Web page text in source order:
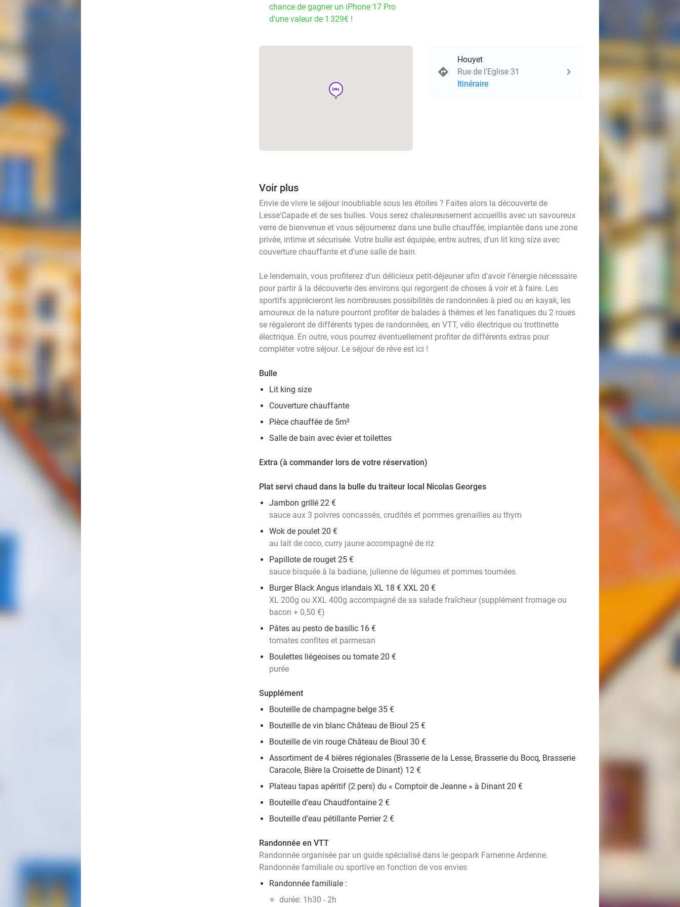
chance de gagner un iPhone 17 Pro
d'une valeur de 1 329€ !
hotel
Houyet
Rue de l'Eglise 31
Itinéraire
Voir plus
Envie de vivre le séjour inoubliable sous les étoiles ? Faites alors la découverte de
Lesse'Capade et de ses bulles. Vous serez chaleureusement accueillis avec un savoureux
verre de bienvenue et vous séjournerez dans une bulle chauffée, implantée dans une zone
privée, intime et sécurisée. Votre bulle est équipée, entre autres, d'un lit king size avec
couverture chauffante et d'une salle de bain.
Le lendemain, vous profiterez d'un délicieux petit-déjeuner afin d'avoir l'énergie nécessaire
pour partir à la découverte des environs qui regorgent de choses à voir et à faire. Les
sportifs apprécieront les nombreuses possibilités de randonnées à pied ou en kayak, les
amoureux de la nature pourront profiter de balades à thèmes et les fanatiques du 2 roues
se régaleront de différents types de randonnées, en VTT, vélo électrique ou trottinette
électrique. En outre, vous pourrez éventuellement profiter de différents extras pour
compléter votre séjour. Le séjour de rêve est ici !
Bulle
Lit king size
Couverture chauffante
Pièce chauffée de 5m²
Salle de bain avec évier et toilettes
Extra (à commander lors de votre réservation)
Plat servi chaud dans la bulle du traiteur local Nicolas Georges
Jambon grillé 22 €
sauce aux 3 poivres concassés, crudités et pommes grenailles au thym
Wok de poulet 20 €
au lait de coco, curry jaune accompagné de riz
Papillote de rouget 25 €
sauce bisquée à la badiane, julienne de légumes et pommes tournées
Burger Black Angus irlandais XL 18 € XXL 20 €
XL 200g ou XXL 400g accompagné de sa salade fraîcheur (supplément fromage ou
bacon + 0,50 €)
Pâtes au pesto de basilic 16 €
tomates confites et parmesan
Boulettes liégeoises ou tomate 20 €
purée
Supplément
Bouteille de champagne belge 35 €
Bouteille de vin blanc Château de Bioul 25 €
Bouteille de vin rouge Château de Bioul 30 €
Assortiment de 4 bières régionales (Brasserie de la Lesse, Brasserie du Bocq, Brasserie
Caracole, Bière la Croisette de Dinant) 12 €
Plateau tapas apéritif (2 pers) du « Comptoir de Jeanne » à Dinant 20 €
Bouteille d’eau Chaudfontaine 2 €
Bouteille d’eau pétillante Perrier 2 €
Randonnée en VTT
Randonnée organisée par un guide spécialisé dans le geopark Famenne Ardenne.
Randonnée familiale ou sportive en fonction de vos envies
Randonnée familiale :
durée: 1h30 - 2h